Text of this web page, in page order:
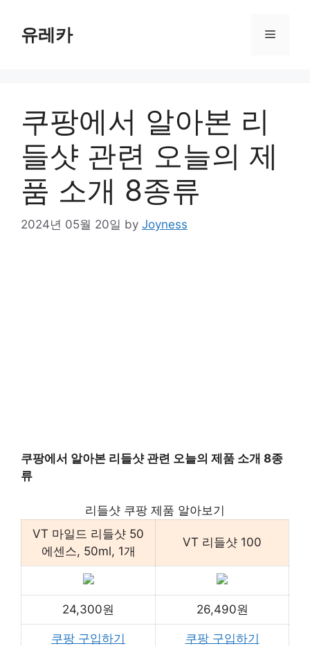
content유레카 Menu
쿠팡에서 알아본 리
들샷 관련 오늘의 제
품 소개 8종류
2024년 05월 20일 by Joyness
쿠팡에서 알아본 리들샷 관련 오늘의 제품 소개 8종
류
리들샷 쿠팡 제품 알아보기
VT 마일드 리들샷 50
에센스, 50ml, 1개
VT 리들샷 100
24,300원 26,490원
쿠팡 구입하기 쿠팡 구입하기